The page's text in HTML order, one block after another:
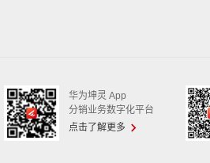
华为坤灵 App
分销业务数字化平台
点击了解更多